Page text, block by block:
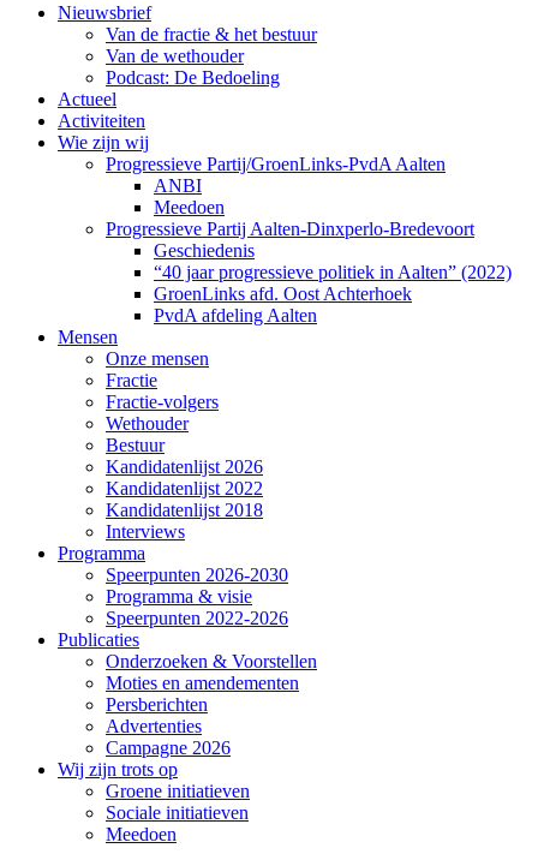
Nieuwsbrief
Van de fractie & het bestuur
Van de wethouder
Podcast: De Bedoeling
Actueel
Activiteiten
Wie zijn wij
Progressieve Partij/GroenLinks-PvdA Aalten
ANBI
Meedoen
Progressieve Partij Aalten-Dinxperlo-Bredevoort
Geschiedenis
“40 jaar progressieve politiek in Aalten” (2022)
GroenLinks afd. Oost Achterhoek
PvdA afdeling Aalten
Mensen
Onze mensen
Fractie
Fractie-volgers
Wethouder
Bestuur
Kandidatenlijst 2026
Kandidatenlijst 2022
Kandidatenlijst 2018
Interviews
Programma
Speerpunten 2026-2030
Programma & visie
Speerpunten 2022-2026
Publicaties
Onderzoeken & Voorstellen
Moties en amendementen
Persberichten
Advertenties
Campagne 2026
Wij zijn trots op
Groene initiatieven
Sociale initiatieven
Meedoen